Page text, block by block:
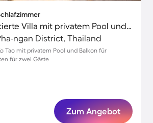
Familienorientierte Villa mit privatem Pool und Terrasse | Nah am Strand | Perfekt für die Arbeit von Zuhause
ngan District, Thailand
Tao mit privatem Pool und Balkon für
für zwei Gäste
Zum Angebot